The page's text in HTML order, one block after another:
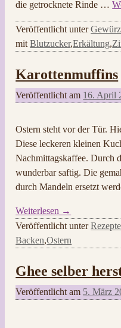
die getrocknete Rinde …
Veröffentlicht unter
mit Blutzucker,Erkältung,
Karottenmuffins
Veröffentlicht am 16. April
Ostern steht vor der Tür.
Diese leckeren kleinen
Nachmittagskaffee. Durch
wunderbar saftig. Die
durch Mandeln ersetzt
Weiterlesen →
Veröffentlicht unter Rezepte
Backen,Ostern
Ghee selber
Veröffentlicht am 5. März